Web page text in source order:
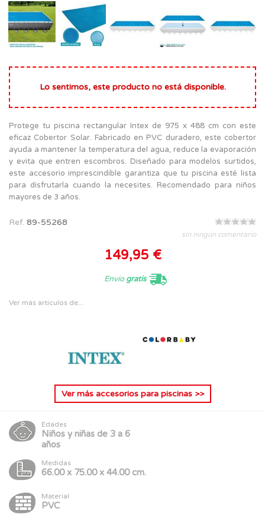
Lo sentimos, este producto no está disponible.
Protege tu piscina rectangular Intex de 975 x 488 cm con este
eficaz Cobertor Solar. Fabricado en PVC duradero, este cobertor
ayuda a mantener la temperatura del agua, reduce la evaporación
y evita que entren escombros. Diseñado para modelos surtidos,
este accesorio imprescindible garantiza que tu piscina esté lista
para disfrutarla cuando la necesites. Recomendado para niños
mayores de 3 años.
Ref. 89-55268
sin ningún comentario
149,95 €
Envíogratis
Ver más artículos de...
Ver más accesorios para piscinas>>
Edades
Niños y niñas de 3 a 6
años
Medidas
66.00 x 75.00 x 44.00 cm.
Material
PVC